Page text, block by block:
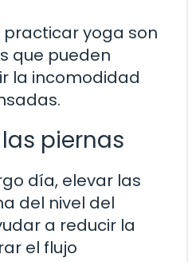
yoga son
que pueden
la incomodidad
piernas
día, elevar las
del nivel del
a reducir la
el flujo